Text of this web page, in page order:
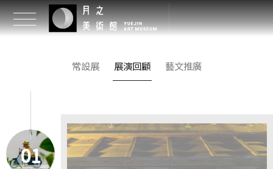
常設展 展演回顧 藝文推廣
01